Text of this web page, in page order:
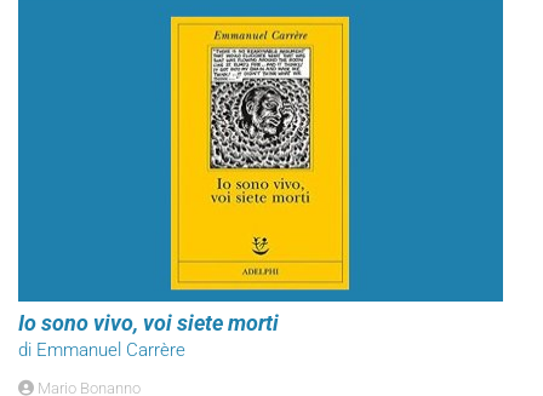
Io sono vivo, voi siete morti
di Emmanuel Carrère
Mario Bonanno